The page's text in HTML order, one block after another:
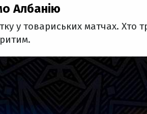
Албанію
у товариських матчах. Хто